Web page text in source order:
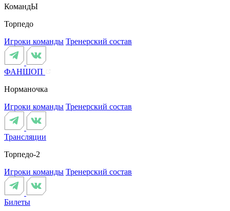
КомандЫ
Торпедо
Игроки команды Тренерский состав
ФАНШОП
Норманочка
Игроки команды Тренерский состав
Трансляции
Торпедо-2
Игроки команды Тренерский состав
Билеты